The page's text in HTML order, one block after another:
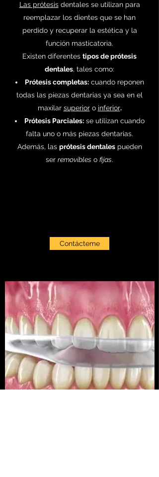
Las prótesisdentales se utilizan para
reemplazar los dientes que se han
perdido y recuperar la estética y la
función masticatoria.
Existen diferentes tipos de prótesis
dentales, tales como:
Prótesis completas:cuando reponen
todas las piezas dentarias ya sea en el
maxilar superioro inferior.
Prótesis Parciales:se utilizan cuando
falta uno o más piezas dentarias.
Además, las prótesis dentalespueden
ser removibles o fijas.
Contácteme